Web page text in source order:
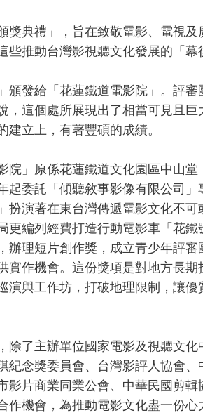
典禮」，旨在致敬電影、電視及
些推動台灣影視聽文化發展的「
發給「花蓮鐵道電影院」。評審
這個處所展現出了相當可見且巨
立上，有著豐碩的成績。
」原係花蓮鐵道文化園區中山堂
起委託「傾聽敘事影像有限公司
扮演著在東台灣傳遞電影文化不
編列經費打造行動電影車「花鐵
理短片創作獎，成立青少年評審
作機會。這份獎項是對地方長期
演與工作坊，打破地理限制，讓
了主辦單位國家電影及視聽文化
紀念獎委員會、台灣影評人協會、
片商業同業公會、中華民國剪輯
機會，為推動電影文化盡一份心